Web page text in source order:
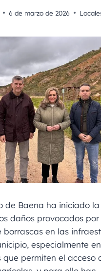
6 de marzo de 2026
de Baena ha iniciado la
daños provocados por
borrascas en las
especialmente
que permiten el acceso